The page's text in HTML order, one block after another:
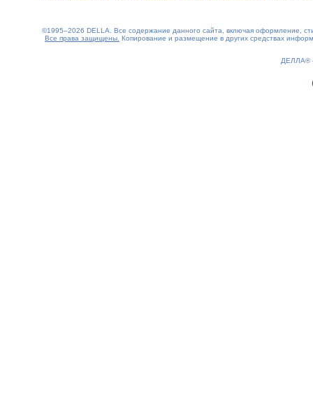
©1995–2026 DELLA. Все содержание данного сайта, включая оформление,
Все права защищены. Копирование и размещение в других средствах